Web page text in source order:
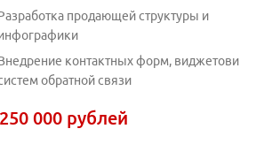
продающей структуры и
контактных форм, виджетови
обратной связи
000 рублей